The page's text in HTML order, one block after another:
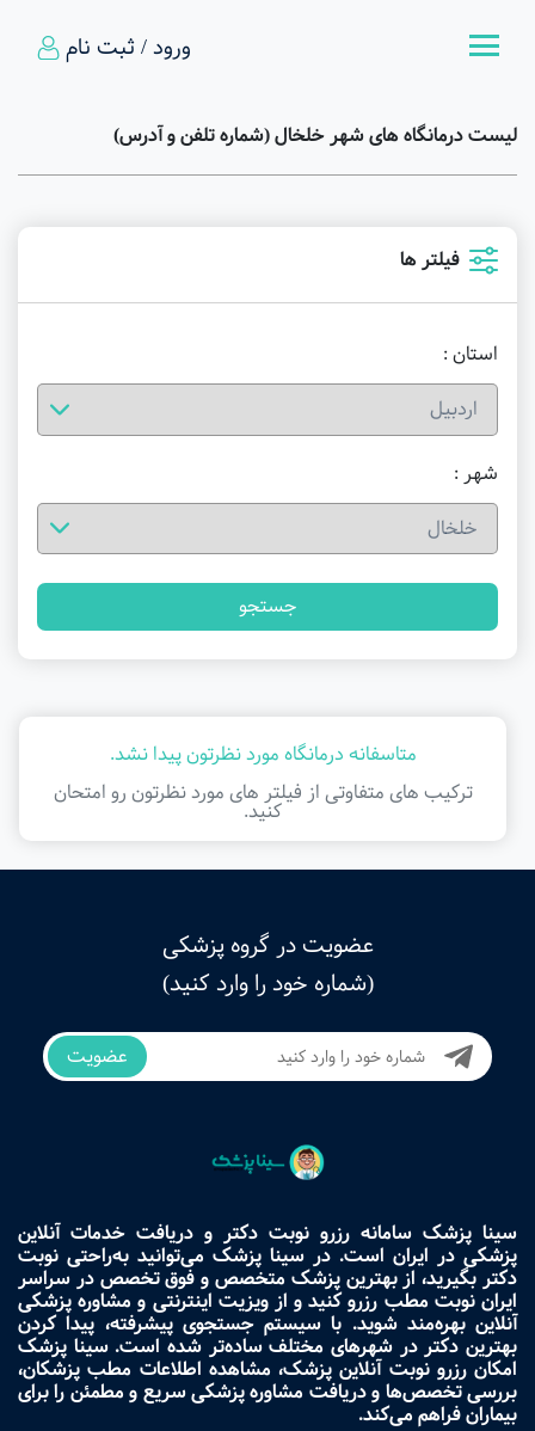
ورود / ثبت نام
لیست درمانگاه های شهر خلخال (شماره تلفن و آدرس)
فیلتر ها
استان :
شهر :
جستجو
متاسفانه درمانگاه مورد نظرتون پیدا نشد.
ترکیب های متفاوتی از فیلتر ‌های مورد نظرتون رو امتحان
کنید.
عضویت در گروه پزشکی
(شماره خود را وارد کنید)
عضویت
سینا پزشک سامانه رزرو نوبت دکتر و دریافت خدمات آنلاین
پزشکی در ایران است. در سینا پزشک می‌توانید به‌راحتی نوبت
دکتر بگیرید، از بهترین پزشک متخصص و فوق تخصص در سراسر
ایران نوبت مطب رزرو کنید و از ویزیت اینترنتی و مشاوره پزشکی
آنلاین بهره‌مند شوید. با سیستم جستجوی پیشرفته، پیدا کردن
بهترین دکتر در شهرهای مختلف ساده‌تر شده است. سینا پزشک
امکان رزرو نوبت آنلاین پزشک، مشاهده اطلاعات مطب پزشکان،
بررسی تخصص‌ها و دریافت مشاوره پزشکی سریع و مطمئن را برای
بیماران فراهم می‌کند.